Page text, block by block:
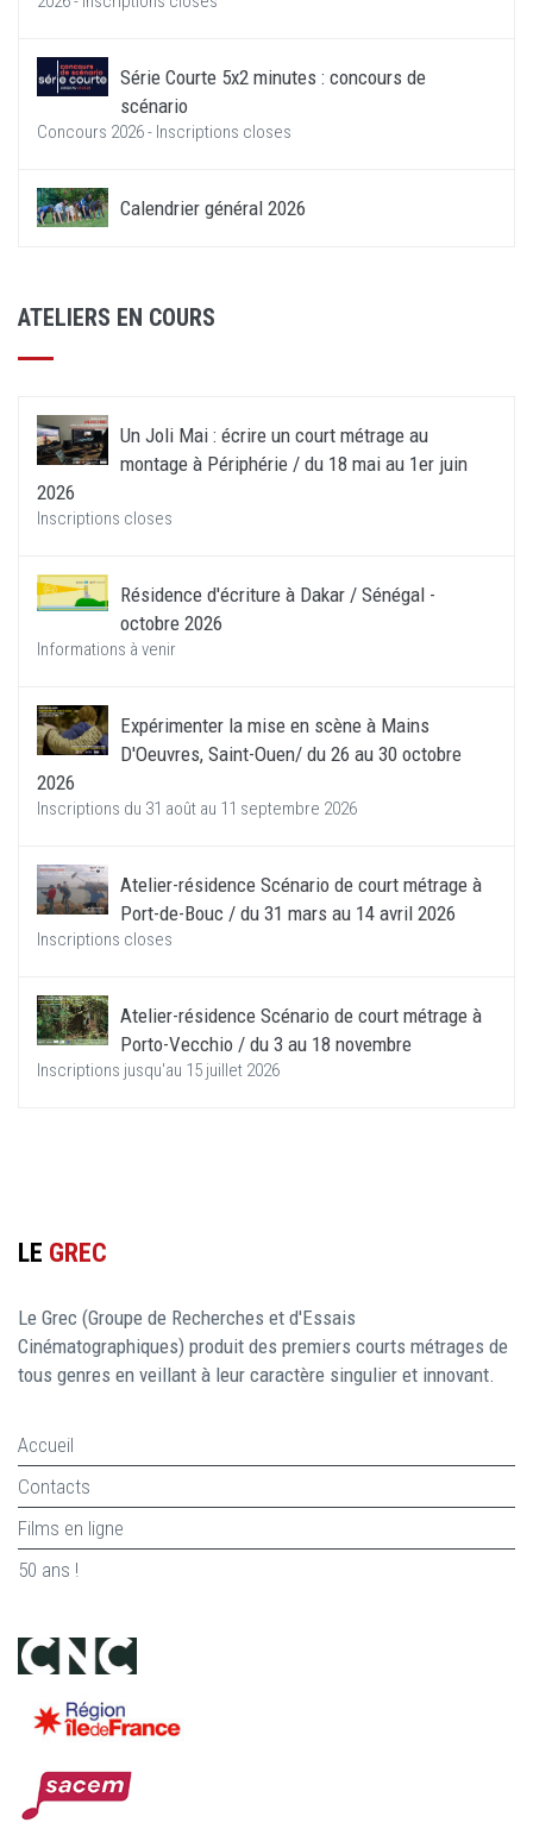
Série Courte 5x2 minutes : concours de
scénario
Concours 2026 - Inscriptions closes
Calendrier général 2026
ATELIERS EN COURS
Un Joli Mai : écrire un court métrage au
montage à Périphérie / du 18 mai au 1er juin
2026
Inscriptions closes
Résidence d'écriture à Dakar / Sénégal -
octobre 2026
Informations à venir
Expérimenter la mise en scène à Mains
D'Oeuvres, Saint-Ouen/ du 26 au 30 octobre
2026
Inscriptions du 31 août au 11 septembre 2026
Atelier-résidence Scénario de court métrage à
Port-de-Bouc / du 31 mars au 14 avril 2026
Inscriptions closes
Atelier-résidence Scénario de court métrage à
Porto-Vecchio / du 3 au 18 novembre
Inscriptions jusqu'au 15 juillet 2026
LE GREC
Le Grec (Groupe de Recherches et d'Essais
Cinématographiques) produit des premiers courts métrages de
tous genres en veillant à leur caractère singulier et innovant.
Accueil
Contacts
Films en ligne
50 ans !